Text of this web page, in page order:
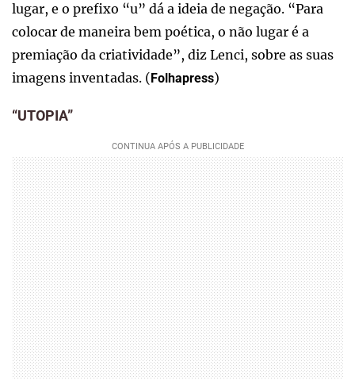
lugar, e o prefixo “u” dá a ideia de negação. “Para
colocar de maneira bem poética, o não lugar é a
premiação da criatividade”, diz Lenci, sobre as suas
imagens inventadas. (Folhapress)
“UTOPIA”